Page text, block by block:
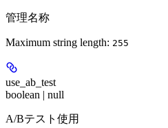
管理名称
Maximum string length: 255
use_ab_test
boolean | null
A/Bテスト使用